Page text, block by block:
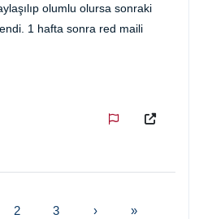
olumlu olursa sonraki
1 hafta sonra red maili
2 3 › »